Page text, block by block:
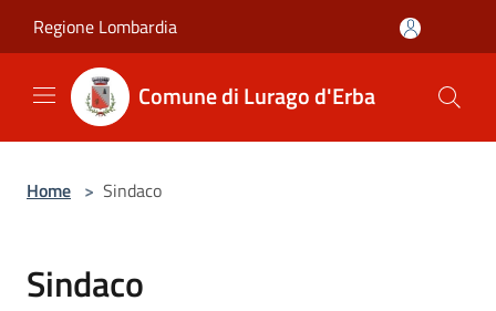
Regione Lombardia
Comune di Lurago d'Erba
Home > Sindaco
Sindaco